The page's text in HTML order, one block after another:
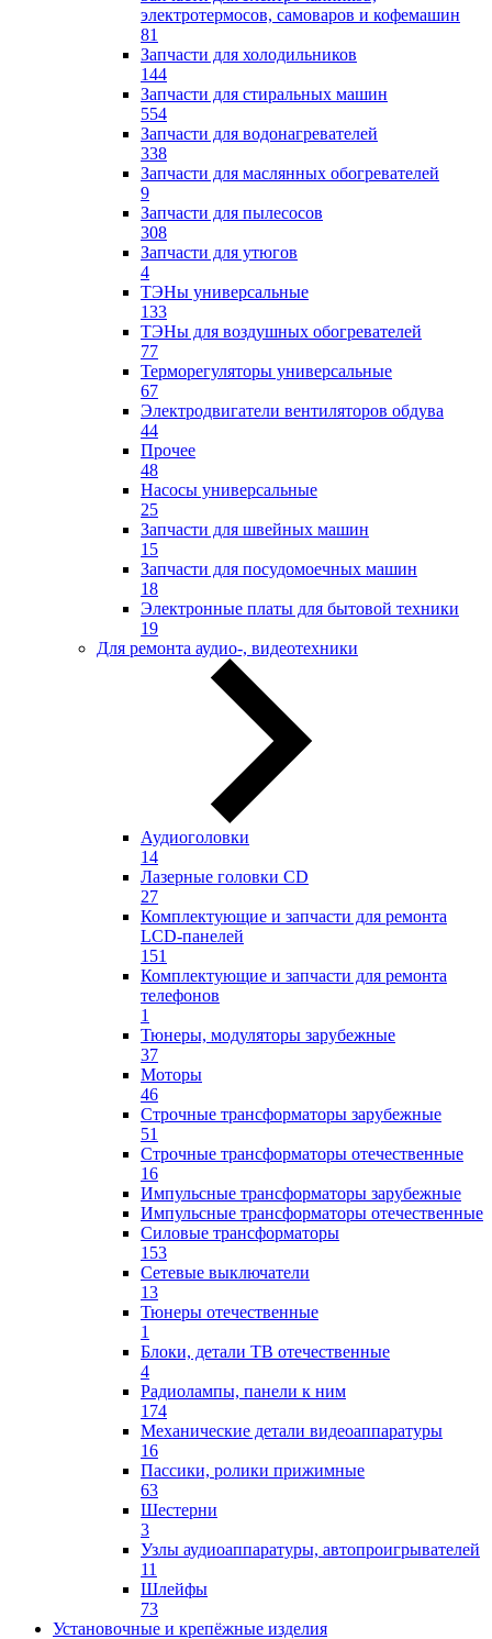
электротермосов, самоваров и кофемашин
81
Запчасти для холодильников
144
Запчасти для стиральных машин
554
Запчасти для водонагревателей
338
Запчасти для маслянных обогревателей
9
Запчасти для пылесосов
308
Запчасти для утюгов
4
ТЭНы универсальные
133
ТЭНы для воздушных обогревателей
77
Терморегуляторы универсальные
67
Электродвигатели вентиляторов обдува
44
Прочее
48
Насосы универсальные
25
Запчасти для швейных машин
15
Запчасти для посудомоечных машин
18
Электронные платы для бытовой техники
19
Для ремонта аудио-, видеотехники
Аудиоголовки
14
Лазерные головки CD
27
Комплектующие и запчасти для ремонта
LCD-панелей
151
Комплектующие и запчасти для ремонта
телефонов
1
Тюнеры, модуляторы зарубежные
37
Моторы
46
Строчные трансформаторы зарубежные
51
Строчные трансформаторы отечественные
16
Импульсные трансформаторы зарубежные
Импульсные трансформаторы отечественные
Силовые трансформаторы
153
Сетевые выключатели
13
Тюнеры отечественные
1
Блоки, детали ТВ отечественные
4
Радиолампы, панели к ним
174
Механические детали видеоаппаратуры
16
Пассики, ролики прижимные
63
Шестерни
3
Узлы аудиоаппаратуры, автопроигрывателей
11
Шлейфы
73
Установочные и крепёжные изделия